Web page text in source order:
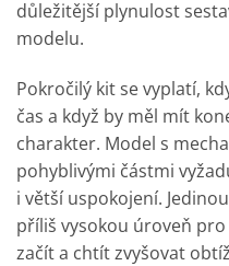
důležitější plynulost
modelu.
Pokročilý kit se vyplatí,
čas a když by měl mít
charakter. Model s
pohyblivými částmi
i větší uspokojení.
příliš vysokou úroveň
začít a chtít zvyšovat